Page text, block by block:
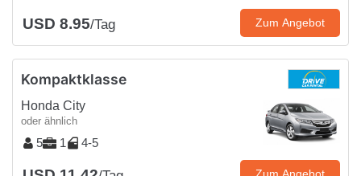
USD 8.95/Tag Zum Angebot
Kompaktklasse
Honda City
oder ähnlich
5 1 4-5
Zum Angebot